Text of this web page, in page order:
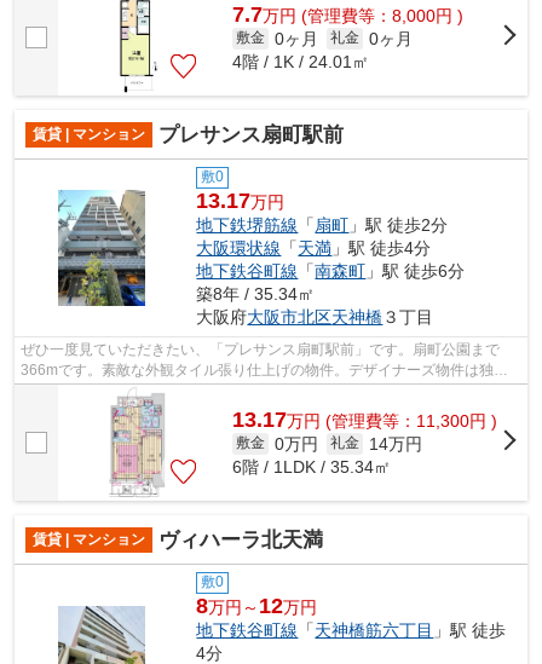
7.7万円 (管理費等：8,000円 )
敷金 0ヶ月 礼金 0ヶ月
4階 / 1K / 24.01㎡
賃貸 | マンション プレサンス扇町駅前
敷0
13.17万円
地下鉄堺筋線 「 扇町 」駅 徒歩2分
大阪環状線 「天満 」駅 徒歩4分
地下鉄谷町線 「南森町 」駅 徒歩6分
築8年 / 35.34㎡
大阪府大阪市北区天神橋３丁目
ぜひ一度見ていただきたい、「プレサンス扇町駅前」です。扇町公園まで
366mです。素敵な外観タイル張り仕上げの物件。デザイナーズ物件は独創
的で、ご好評いただいています。できるだ...
13.17万円 (管理費等：11,300円 )
敷金 0万円 礼金
14万円
6階 / 1LDK / 35.34㎡
賃貸 | マンション ヴィハーラ北天満
敷0
8万円～ 12万円
地下鉄谷町線 「天神橋筋六丁目 」駅 徒歩
4分